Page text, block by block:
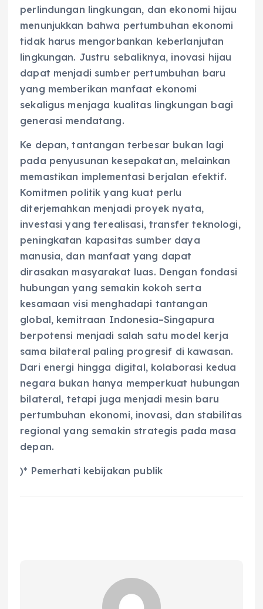
perlindungan lingkungan, dan ekonomi hijau
menunjukkan bahwa pertumbuhan ekonomi
tidak harus mengorbankan keberlanjutan
lingkungan. Justru sebaliknya, inovasi hijau
dapat menjadi sumber pertumbuhan baru
yang memberikan manfaat ekonomi
sekaligus menjaga kualitas lingkungan bagi
generasi mendatang.
Ke depan, tantangan terbesar bukan lagi
pada penyusunan kesepakatan, melainkan
memastikan implementasi berjalan efektif.
Komitmen politik yang kuat perlu
diterjemahkan menjadi proyek nyata,
investasi yang terealisasi, transfer teknologi,
peningkatan kapasitas sumber daya
manusia, dan manfaat yang dapat
dirasakan masyarakat luas. Dengan fondasi
hubungan yang semakin kokoh serta
kesamaan visi menghadapi tantangan
global, kemitraan Indonesia–Singapura
berpotensi menjadi salah satu model kerja
sama bilateral paling progresif di kawasan.
Dari energi hingga digital, kolaborasi kedua
negara bukan hanya memperkuat hubungan
bilateral, tetapi juga menjadi mesin baru
pertumbuhan ekonomi, inovasi, dan stabilitas
regional yang semakin strategis pada masa
depan.
)* Pemerhati kebijakan publik